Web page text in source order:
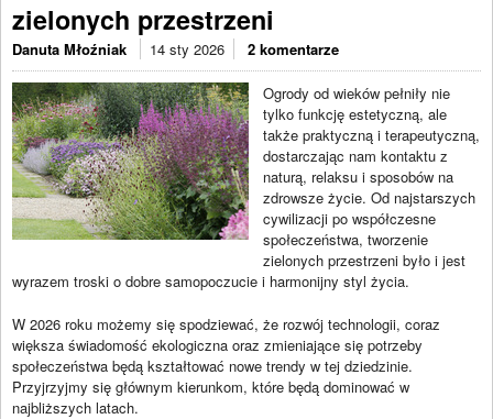
zielonych przestrzeni
Danuta Młoźniak 14 sty 2026 2 komentarze
Ogrody od wieków pełniły nie
tylko funkcję estetyczną, ale
także praktyczną i terapeutyczną,
dostarczając nam kontaktu z
naturą, relaksu i sposobów na
zdrowsze życie. Od najstarszych
cywilizacji po współczesne
społeczeństwa, tworzenie
zielonych przestrzeni było i jest
wyrazem troski o dobre samopoczucie i harmonijny styl życia.
W 2026 roku możemy się spodziewać, że rozwój technologii, coraz
większa świadomość ekologiczna oraz zmieniające się potrzeby
społeczeństwa będą kształtować nowe trendy w tej dziedzinie.
Przyjrzyjmy się głównym kierunkom, które będą dominować w
najbliższych latach.